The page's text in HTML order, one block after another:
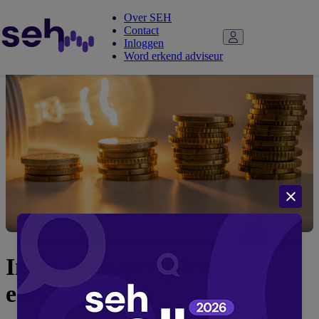
Over SEH
Contact
Inloggen
Word erkend adviseur
Impact maatregelen
energieprijzen